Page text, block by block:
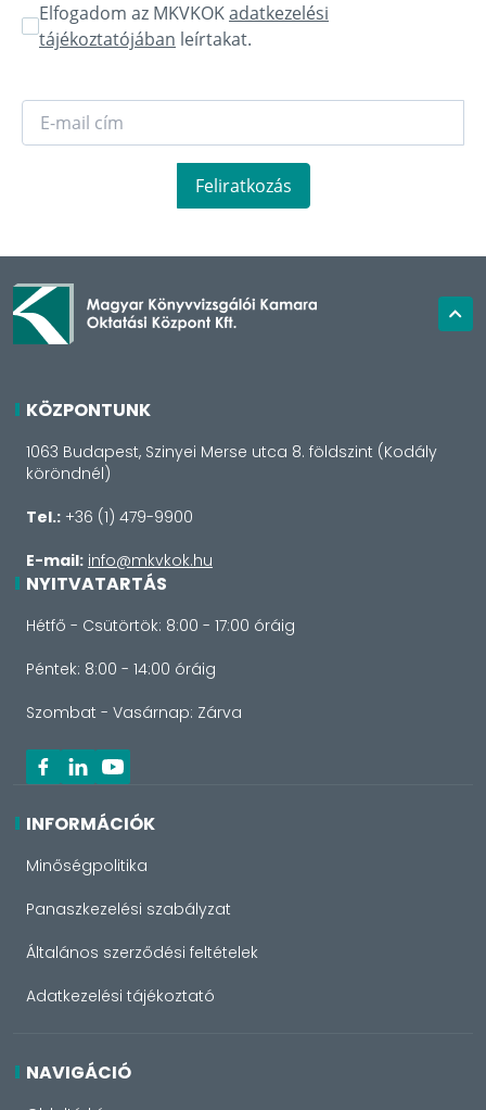
Elfogadom az MKVKOKadatkezelési
tájékoztatójában leírtakat.
Feliratkozás
KÖZPONTUNK
1063 Budapest, Szinyei Merse utca 8. földszint (Kodály
köröndnél)
Tel.: +36 (1) 479-9900
E-mail: info@mkvkok.hu
NYITVATARTÁS
Hétfő - Csütörtök: 8:00 - 17:00 óráig
Péntek: 8:00 - 14:00 óráig
Szombat - Vasárnap: Zárva
INFORMÁCIÓK
Minőségpolitika
Panaszkezelési szabályzat
Általános szerződési feltételek
Adatkezelési tájékoztató
NAVIGÁCIÓ